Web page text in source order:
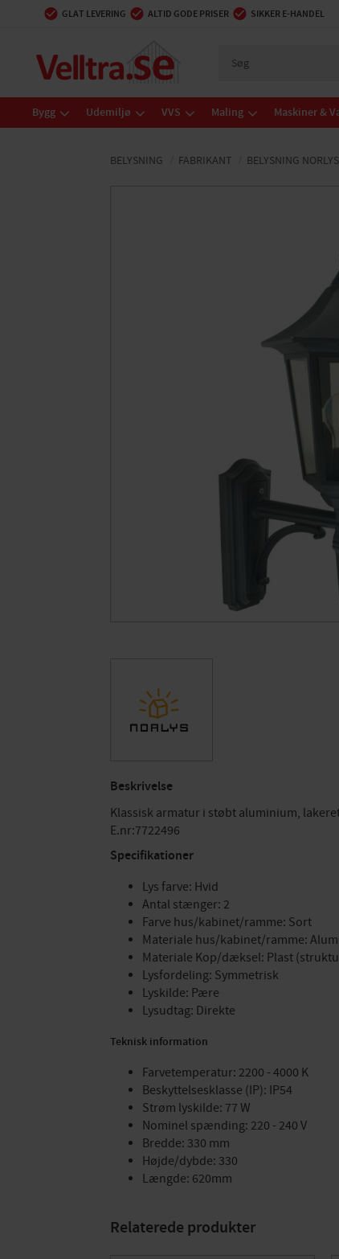
GLAT LEVERING ALTID GODE PRISER SIKKER E-HANDEL
Bygg Udemiljø VVS Maling Maskiner &
BELYSNING FABRIKANT BELYSNING NORLYS
Beskrivelse
Klassisk armatur i støbt aluminium,
E.nr:7722496
Specifikationer
Lys farve: Hvid
Antal stænger: 2
Farve hus/kabinet/ramme: Sort
Materiale hus/kabinet/ramme:
Materiale Kop/dæksel: Plast
Lysfordeling: Symmetrisk
Lyskilde: Pære
Lysudtag: Direkte
Teknisk information
Farvetemperatur: 2200 - 4000 K
Beskyttelsesklasse (IP): IP54
Strøm lyskilde: 77 W
Nominel spænding: 220 - 240 V
Bredde: 330 mm
Højde/dybde: 330
Længde: 620mm
Relaterede produkter